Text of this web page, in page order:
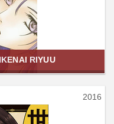
RIYUU
2016